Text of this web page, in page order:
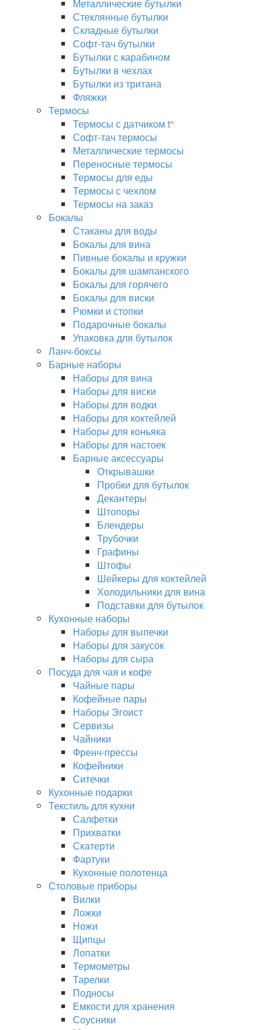
Металлические бутылки
Стеклянные бутылки
Складные бутылки
Софт-тач бутылки
Бутылки с карабином
Бутылки в чехлах
Бутылки из тритана
Фляжки
Термосы
Термосы с датчиком t°
Софт-тач термосы
Металлические термосы
Переносные термосы
Термосы для еды
Термосы с чехлом
Термосы на заказ
Бокалы
Стаканы для воды
Бокалы для вина
Пивные бокалы и кружки
Бокалы для шампанского
Бокалы для горячего
Бокалы для виски
Рюмки и стопки
Подарочные бокалы
Упаковка для бутылок
Ланч-боксы
Барные наборы
Наборы для вина
Наборы для виски
Наборы для водки
Наборы для коктейлей
Наборы для коньяка
Наборы для настоек
Барные аксессуары
Открывашки
Пробки для бутылок
Декантеры
Штопоры
Блендеры
Трубочки
Графины
Штофы
Шейкеры для коктейлей
Холодильники для вина
Подставки для бутылок
Кухонные наборы
Наборы для выпечки
Наборы для закусок
Наборы для сыра
Посуда для чая и кофе
Чайные пары
Кофейные пары
Наборы Эгоист
Сервизы
Чайники
Френч-прессы
Кофейники
Ситечки
Кухонные подарки
Текстиль для кухни
Салфетки
Прихватки
Скатерти
Фартуки
Кухонные полотенца
Столовые приборы
Вилки
Ложки
Ножи
Щипцы
Лопатки
Термометры
Тарелки
Подносы
Емкости для хранения
Соусники